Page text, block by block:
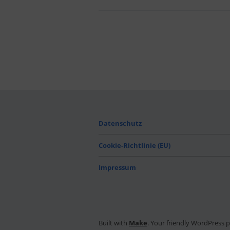
Datenschutz
Cookie-Richtlinie (EU)
Impressum
Built with Make. Your friendly WordPress